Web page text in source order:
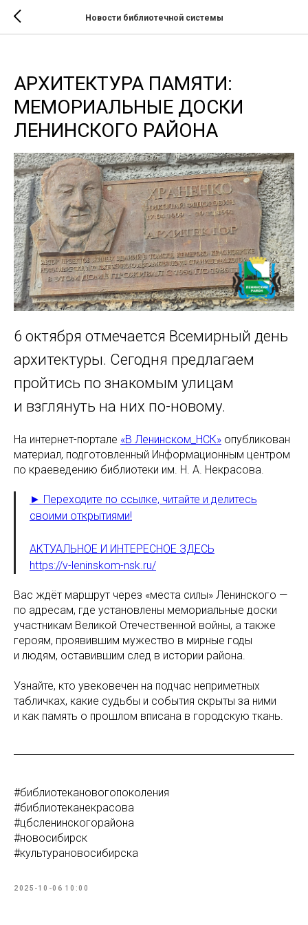
Новости библиотечной системы
АРХИТЕКТУРА ПАМЯТИ:
МЕМОРИАЛЬНЫЕ ДОСКИ
ЛЕНИНСКОГО РАЙОНА
6 октября отмечается Всемирный день
архитектуры. Сегодня предлагаем
пройтись по знакомым улицам
и взглянуть на них по-новому.
На интернет-портале «В Ленинском_НСК» опубликован
материал, подготовленный Информационным центром
по краеведению библиотеки им. Н. А. Некрасова.
► Переходите по ссылке, читайте и делитесь
своими открытиями!
АКТУАЛЬНОЕ И ИНТЕРЕСНОЕ ЗДЕСЬ
https://v-leninskom-nsk.ru/
Вас ждёт маршрут через «места силы» Ленинского —
по адресам, где установлены мемориальные доски
участникам Великой Отечественной войны, а также
героям, проявившим мужество в мирные годы
и людям, оставившим след в истории района.
Узнайте, кто увековечен на подчас неприметных
табличках, какие судьбы и события скрыты за ними
и как память о прошлом вписана в городскую ткань.
#библиотекановогопоколения
#библиотеканекрасова
#цбсленинскогорайона
#новосибирск
#культурановосибирска
2025-10-06 10:00